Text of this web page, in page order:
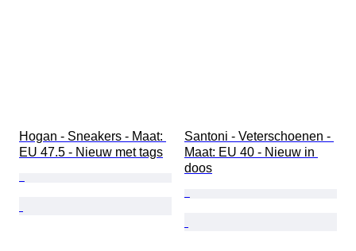
Hogan - Sneakers - Maat:
EU 47.5 - Nieuw met tags
Santoni - Veterschoenen -
Maat: EU 40 - Nieuw in
doos